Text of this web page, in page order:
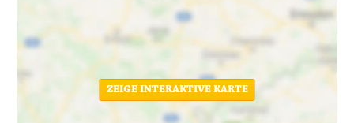
ZEIGE INTERAKTIVE KARTE